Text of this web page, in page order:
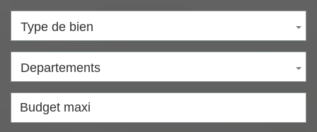
Type de bien
Departements